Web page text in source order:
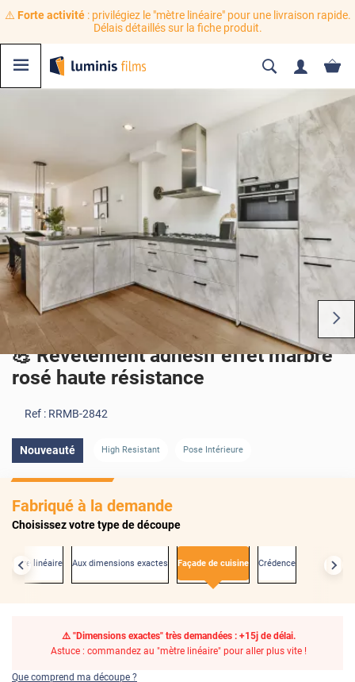
⚠️ Forte activité: privilégiez le "mètre linéaire" pour une livraison rapide.
Délais détaillés sur la fiche produit.
💪 Revêtement adhésif effet marbre
rosé haute résistance
Ref : RRMB-2842
Nouveauté High Resistant Pose Intérieure
Fabriqué à la demande
Choisissez votre type de découpe
mètre linéaire Aux dimensions exactes Façade de cuisine Crédence
⚠️ "Dimensions exactes" très demandées : +15j de délai.
Astuce : commandez au "mètre linéaire" pour aller plus vite !
Que comprend ma découpe ?